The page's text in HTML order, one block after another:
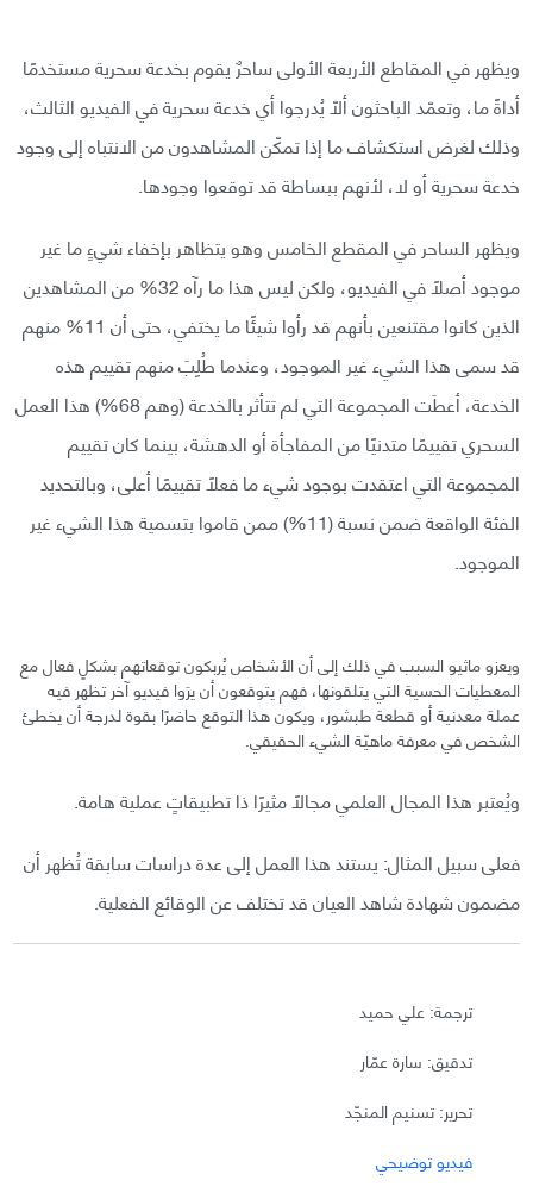
ويظهر في المقاطع الأربعة الأولى ساحرٌ يقوم بخدعة سحرية مستخدمًا
أداةً ما، وتعمّد الباحثون ألّا يُدرجوا أي خدعة سحرية في الفيديو الثالث،
وذلك لغرض استكشاف ما إذا تمكّن المشاهدون من الانتباه إلى وجود
خدعة سحرية أو لا، لأنهم ببساطة قد توقعوا وجودها.
ويظهر الساحر في المقطع الخامس وهو يتظاهر بإخفاء شيءٍ ما غير
موجود أصلًا في الفيديو، ولكن ليس هذا ما رآه 32% من المشاهدين
الذين كانوا مقتنعين بأنهم قد رأوا شيئًا ما يختفي، حتى أن 11% منهم
قد سمى هذا الشيء غير الموجود، وعندما طُلِبَ منهم تقييم هذه
الخدعة، أعطَت المجموعة التي لم تتأثر بالخدعة (وهم 68%) هذا العمل
السحري تقييمًا متدنيًا من المفاجأة أو الدهشة، بينما كان تقييم
المجموعة التي اعتقدت بوجود شيء ما فعلًا تقييمًا أعلى، وبالتحديد
الفئة الواقعة ضمن نسبة (11%) ممن قاموا بتسمية هذا الشيء غير
الموجود.
ويعزو ماثيو السبب في ذلك إلى أن الأشخاص يُربكون توقعاتهم بشكلٍ فعال مع
المعطيات الحسية التي يتلقونها، فهم يتوقعون أن يرَوا فيديو آخر تظهر فيه
عملة معدنية أو قطعة طبشور، ويكون هذا التوقع حاضرًا بقوة لدرجة أن يخطئ
الشخص في معرفة ماهيّة الشيء الحقيقي.
ويُعتبر هذا المجال العلمي مجالًا مثيرًا ذا تطبيقاتٍ عملية هامة.
فعلى سبيل المثال: يستند هذا العمل إلى عدة دراسات سابقة تُظهر أن
مضمون شهادة شاهد العيان قد تختلف عن الوقائع الفعلية.
ترجمة: علي حميد
تدقيق: سارة عمّار
تحرير: تسنيم المنجّد
فيديو توضيحي